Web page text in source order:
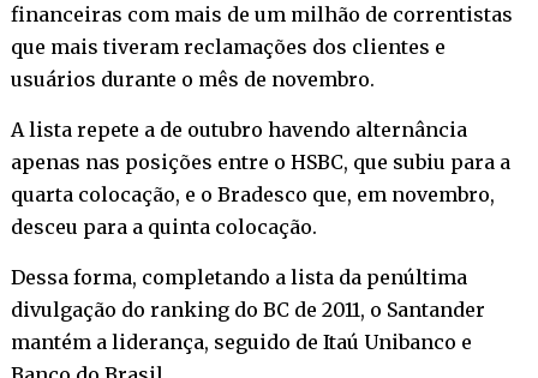
financeiras com mais de um milhão de correntistas
que mais tiveram reclamações dos clientes e
usuários durante o mês de novembro.
A lista repete a de outubro havendo alternância
apenas nas posições entre o HSBC, que subiu para a
quarta colocação, e o Bradesco que, em novembro,
desceu para a quinta colocação.
Dessa forma, completando a lista da penúltima
divulgação do ranking do BC de 2011, o Santander
mantém a liderança, seguido de Itaú Unibanco e